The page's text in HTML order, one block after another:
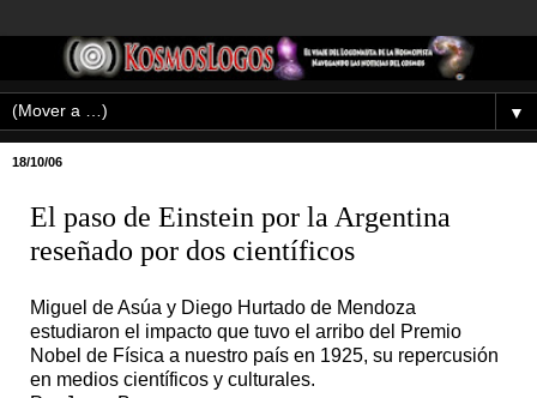
▼
18/10/06
El paso de Einstein por la Argentina
reseñado por dos científicos
Miguel de Asúa y Diego Hurtado de Mendoza
estudiaron el impacto que tuvo el arribo del Premio
Nobel de Física a nuestro país en 1925, su repercusión
en medios científicos y culturales.